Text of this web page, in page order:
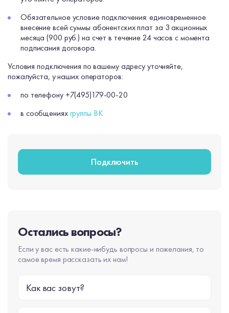
Обязательное условие подключения: единовременное
внесение всей суммы абонентских плат за 3 акционных
месяца (900 руб.) на счет в течение 24 часов с момента
подписания договора.
Условия подключения по вашему адресу уточняйте,
пожалуйста, у наших операторов:
по телефону +7(495)179-00-20
в сообщенияхгруппы ВК
Подключить
Остались вопросы?
Если у вас есть какие-нибудь вопросы и пожелания, то
самое время рассказать их нам!
Как вас зовут?